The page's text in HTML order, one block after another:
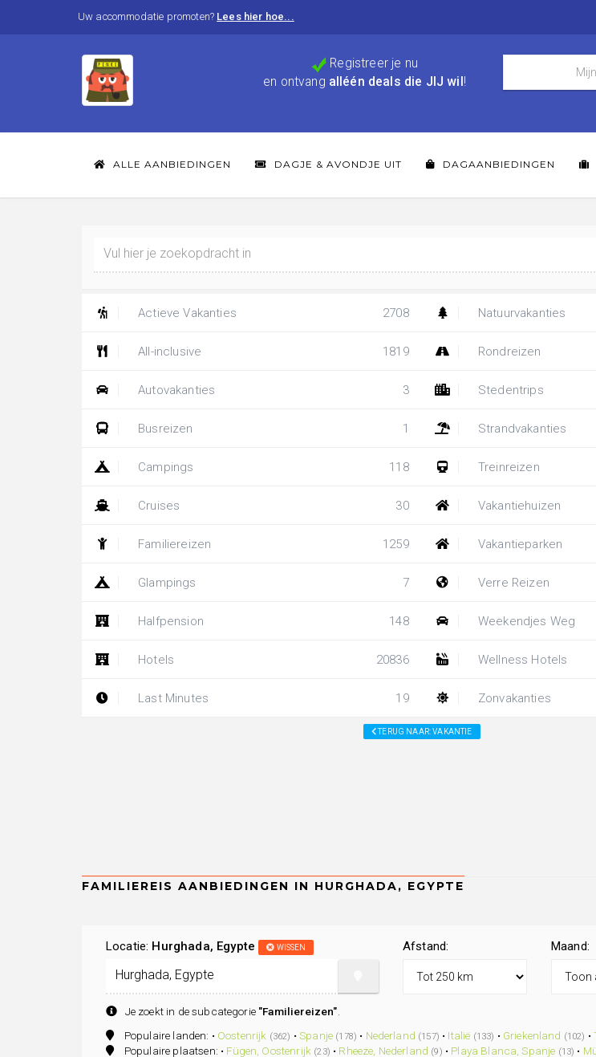
Uw accommodatie promoten? Lees hier hoe...
Registreer je nu
en ontvang alléén deals die JIJ wil !
ALLE AANBIEDINGEN DAGJE & AVONDJE UIT DAGAANBIEDINGEN
Actieve Vakanties 2708
All-inclusive 1819
Autovakanties 3
Busreizen 1
Campings 118
Cruises 30
Familiereizen 1259
Glampings 7
Halfpension 148
Hotels 20836
Last Minutes 19
Natuurvakanties
Rondreizen
Stedentrips
Strandvakanties
Treinreizen
Vakantiehuizen
Vakantieparken
Verre Reizen
Weekendjes Weg
Wellness Hotels
Zonvakanties
TERUG NAAR: VAKANTIE
Locatie: Hurghada, Egypte WISSEN
Je zoekt in de subcategorie "Familiereizen".
Afstand: Maand:
Populaire landen: • Oostenrijk (362) •Spanje (178) • Nederland (157) • Italië (133) • Griekenland (102) •
Populaire plaatsen: • Fügen, Oostenrijk (23) • Rheeze, Nederland (9) • Playa Blanca, Spanje (13) •